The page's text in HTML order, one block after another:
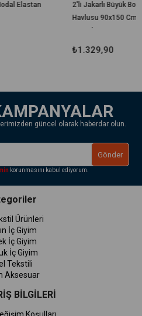
2'li Jakarlı Büyük Boy Banyo
Havlusu 90x150 Cm %100
₺1.329,90
güncel olarak haberdar olun.
Gönder
korunmasını kabul ediyorum.
Ürünleri
İç Giyim
İç Giyim
İç Giyim
Tekstili
Aksesuar
BİLGİLERİ